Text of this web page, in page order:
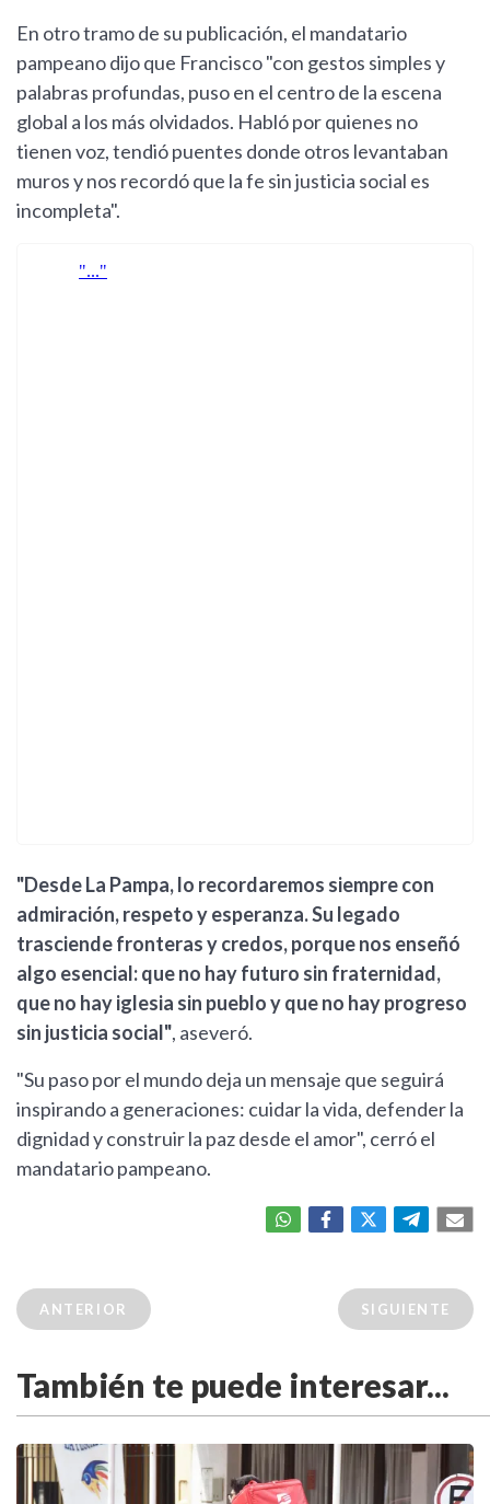
En otro tramo de su publicación, el mandatario
pampeano dijo que Francisco "con gestos simples y
palabras profundas, puso en el centro de la escena
global a los más olvidados. Habló por quienes no
tienen voz, tendió puentes donde otros levantaban
muros y nos recordó que la fe sin justicia social es
incompleta".
"Desde La Pampa, lo recordaremos siempre con
admiración, respeto y esperanza. Su legado
trasciende fronteras y credos, porque nos enseñó
algo esencial: que no hay futuro sin fraternidad,
que no hay iglesia sin pueblo y que no hay progreso
sin justicia social", aseveró.
"Su paso por el mundo deja un mensaje que seguirá
inspirando a generaciones: cuidar la vida, defender la
dignidad y construir la paz desde el amor", cerró el
mandatario pampeano.
ANTERIOR SIGUIENTE
También te puede interesar...